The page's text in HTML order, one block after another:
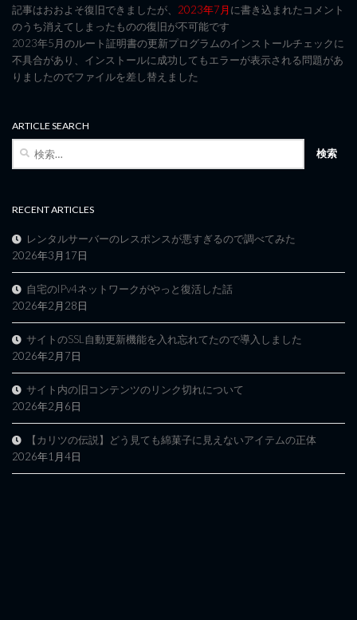
記事はおおよそ復旧できましたが、 2023年7月に書き込まれたコメント
のうち消えてしまったものの復旧が不可能です
2023年5月のルート証明書の更新プログラムのインストールチェックに
不具合があり、インストールに成功してもエラーが表示される問題があ
りましたのでファイルを差し替えました
ARTICLE SEARCH
RECENT ARTICLES
レンタルサーバーのレスポンスが悪すぎるので調べてみた
2026年3月17日
自宅のIPv4ネットワークがやっと復活した話
2026年2月28日
サイトのSSL自動更新機能を入れ忘れてたので導入しました
2026年2月7日
サイト内の旧コンテンツのリンク切れについて
2026年2月6日
【カリツの伝説】どう見ても綿菓子に見えないアイテムの正体
2026年1月4日